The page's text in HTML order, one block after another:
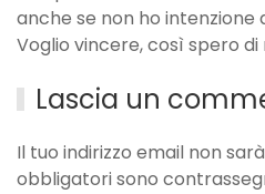
anche se non ho intenzione
Voglio vincere, così spero
Lascia un
Il tuo indirizzo email non
obbligatori sono